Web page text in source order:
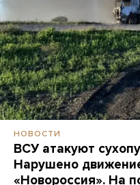
НОВОСТИ
ВСУ атакуют
Нарушено
«Новороссия». На